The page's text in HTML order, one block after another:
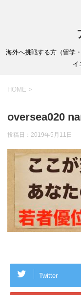
海外へ挑戦する方（留学
イ
HOME >
oversea020
投稿日： 2019年5月11日
Twitter